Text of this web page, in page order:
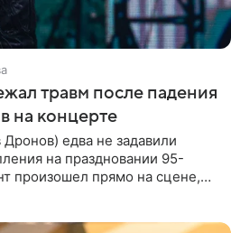
травм после падения
на концерте
едва не задавили
на праздновании 95-
произошел прямо на сцене,